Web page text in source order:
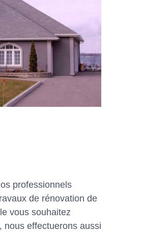
professionnels
de rénovation de
vous souhaitez
nous effectuerons aussi